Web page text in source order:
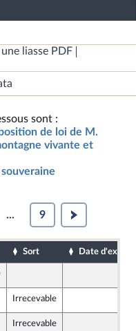
liasse PDF
sont :
de loi de M.
vivante et
... 9
Sort Date d'examen
Irrecevable
Irrecevable